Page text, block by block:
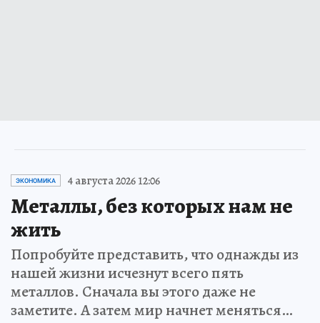
ЭКОНОМИКА 4 августа 2026 12:06
Металлы, без которых нам не
жить
Попробуйте представить, что однажды из
нашей жизни исчезнут всего пять
металлов. Сначала вы этого даже не
заметите. А затем мир начнет меняться…